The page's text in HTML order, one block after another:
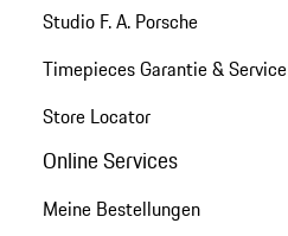
Studio F. A. Porsche
Timepieces Garantie & Service
Store Locator
Online Services
Meine Bestellungen